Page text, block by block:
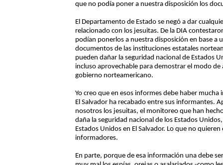
que no podía poner a nuestra disposición los
El Departamento de Estado se negó a dar
relacionado con los jesuitas. De la DIA
podían ponerlos a nuestra disposición en base a
documentos de las instituciones estatales
pueden dañar la seguridad nacional de Estados
incluso aprovechable para demostrar el modo
gobierno norteamericano.
Yo creo que en esos informes debe haber
El Salvador ha recabado entre sus informantes.
nosotros los jesuitas, el monitoreo que han
daña la seguridad nacional de los Estados
Estados Unidos en El Salvador. Lo que no
informadores.
En parte, porque de esa información una debe